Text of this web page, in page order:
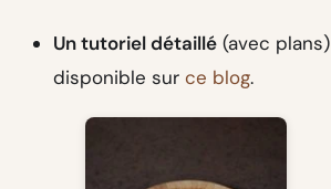
Un tutoriel détaillé (avec plans)
disponible sur ce blog.